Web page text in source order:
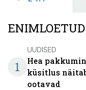
ENIMLOETUD
1
UUDISED
Hea
küsitlus
ootavad